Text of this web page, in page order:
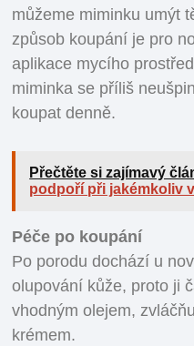
můžeme miminku umýt
způsob koupání je pro
aplikace mycího
miminka se příliš
koupat denně.
Přečtěte si zajímavý
podpoří při jakémkoliv
Péče po koupání
Po porodu dochází u
olupování kůže, proto ji
vhodným olejem,
krémem.